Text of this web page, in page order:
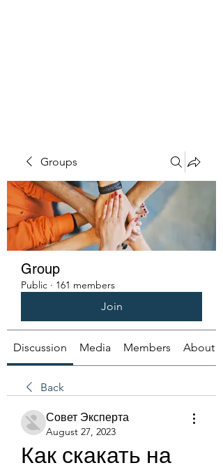
Groups
Group
Public · 161 members
Join
Discussion Media Members About
Back
Совет Эксперта
August 27, 2023
Как скакать на